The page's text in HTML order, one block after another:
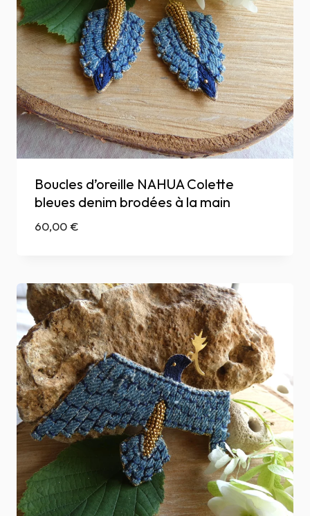
Boucles d’oreille NAHUA Colette
bleues denim brodées à la main
60,00€